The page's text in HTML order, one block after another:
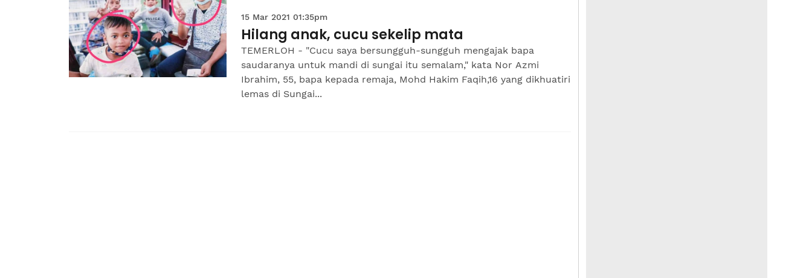
15 Mar 2021 01:35pm
Hilang anak, cucu sekelip mata
TEMERLOH - "Cucu saya bersungguh-sungguh mengajak bapa
saudaranya untuk mandi di sungai itu semalam," kata Nor Azmi
Ibrahim, 55, bapa kepada remaja, Mohd Hakim Faqih,16 yang dikhuatiri
lemas di Sungai...